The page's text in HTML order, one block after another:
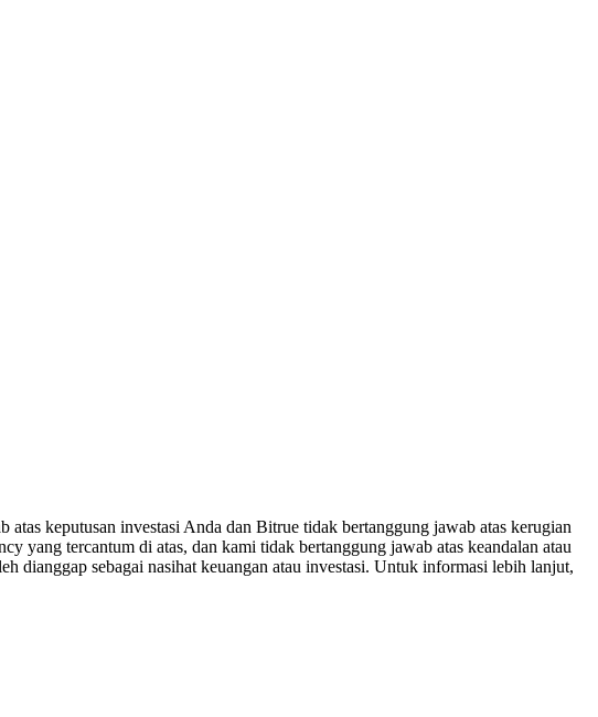
keputusan investasi Anda dan Bitrue tidak bertanggung jawab atas kerugian
yang tercantum di atas, dan kami tidak bertanggung jawab atas keandalan atau
dianggap sebagai nasihat keuangan atau investasi. Untuk informasi lebih lanjut,